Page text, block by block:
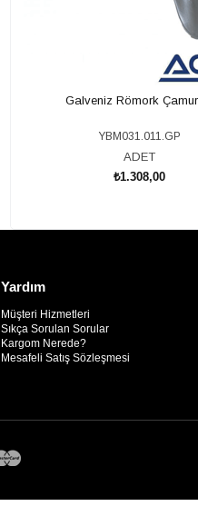
Galveniz Römork
YBM031.011.GP
ADET
₺1.308,00
Yardım
Müşteri Hizmetleri
Sıkça Sorulan Sorular
Kargom Nerede?
Mesafeli Satış Sözleşmesi